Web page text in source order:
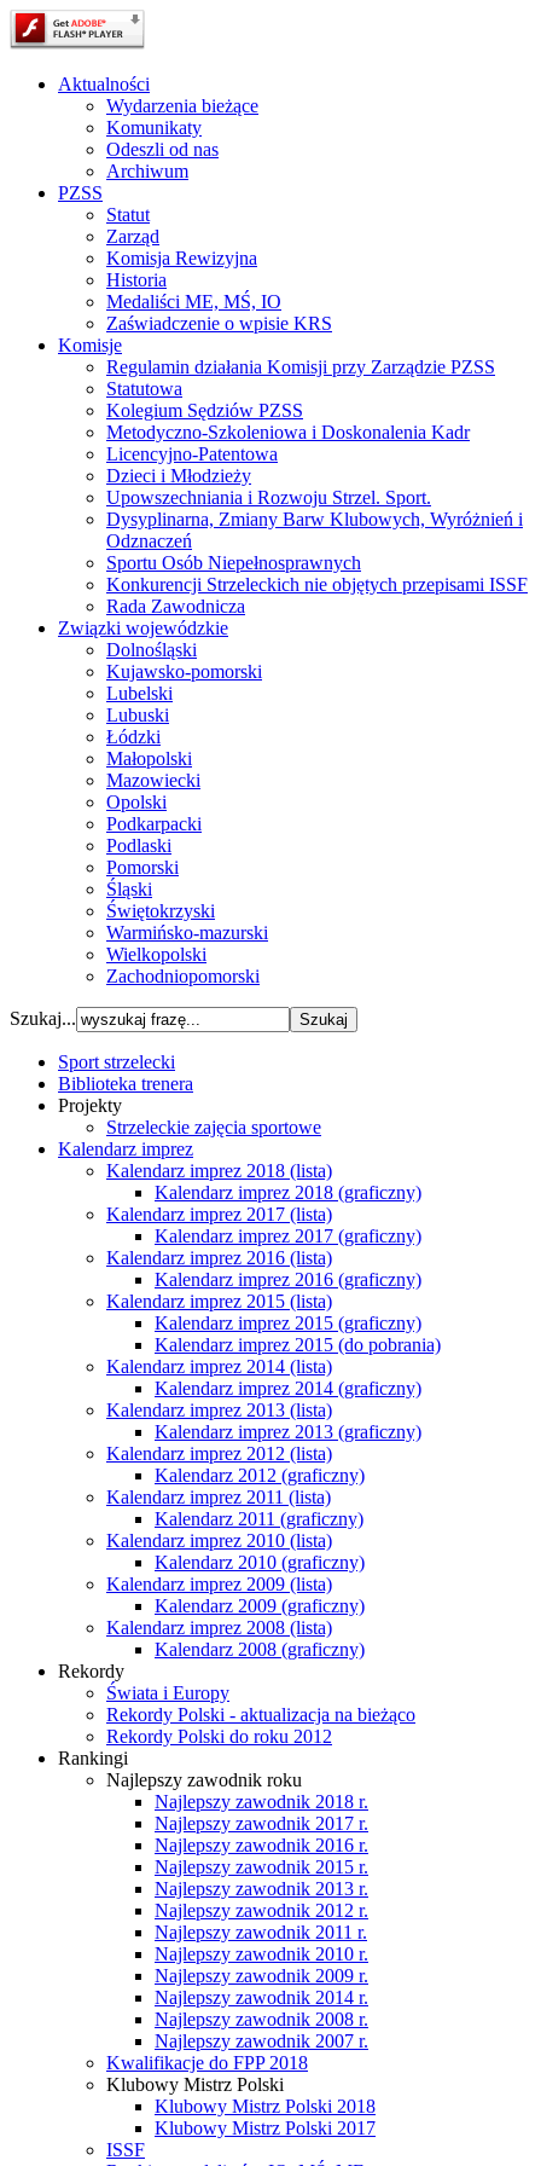
Aktualności
Wydarzenia bieżące
Komunikaty
Odeszli od nas
Archiwum
PZSS
Statut
Zarząd
Komisja Rewizyjna
Historia
Medaliści ME, MŚ, IO
Zaświadczenie o wpisie KRS
Komisje
Regulamin działania Komisji przy Zarządzie PZSS
Statutowa
Kolegium Sędziów PZSS
Metodyczno-Szkoleniowa i Doskonalenia Kadr
Licencyjno-Patentowa
Dzieci i Młodzieży
Upowszechniania i Rozwoju Strzel. Sport.
Dysyplinarna, Zmiany Barw Klubowych, Wyróżnień i
Odznaczeń
Sportu Osób Niepełnosprawnych
Konkurencji Strzeleckich nie objętych przepisami ISSF
Rada Zawodnicza
Związki wojewódzkie
Dolnośląski
Kujawsko-pomorski
Lubelski
Lubuski
Łódzki
Małopolski
Mazowiecki
Opolski
Podkarpacki
Podlaski
Pomorski
Śląski
Świętokrzyski
Warmińsko-mazurski
Wielkopolski
Zachodniopomorski
Szukaj...
Sport strzelecki
Biblioteka trenera
Projekty
Strzeleckie zajęcia sportowe
Kalendarz imprez
Kalendarz imprez 2018 (lista)
Kalendarz imprez 2018 (graficzny)
Kalendarz imprez 2017 (lista)
Kalendarz imprez 2017 (graficzny)
Kalendarz imprez 2016 (lista)
Kalendarz imprez 2016 (graficzny)
Kalendarz imprez 2015 (lista)
Kalendarz imprez 2015 (graficzny)
Kalendarz imprez 2015 (do pobrania)
Kalendarz imprez 2014 (lista)
Kalendarz imprez 2014 (graficzny)
Kalendarz imprez 2013 (lista)
Kalendarz imprez 2013 (graficzny)
Kalendarz imprez 2012 (lista)
Kalendarz 2012 (graficzny)
Kalendarz imprez 2011 (lista)
Kalendarz 2011 (graficzny)
Kalendarz imprez 2010 (lista)
Kalendarz 2010 (graficzny)
Kalendarz imprez 2009 (lista)
Kalendarz 2009 (graficzny)
Kalendarz imprez 2008 (lista)
Kalendarz 2008 (graficzny)
Rekordy
Świata i Europy
Rekordy Polski - aktualizacja na bieżąco
Rekordy Polski do roku 2012
Rankingi
Najlepszy zawodnik roku
Najlepszy zawodnik 2018 r.
Najlepszy zawodnik 2017 r.
Najlepszy zawodnik 2016 r.
Najlepszy zawodnik 2015 r.
Najlepszy zawodnik 2013 r.
Najlepszy zawodnik 2012 r.
Najlepszy zawodnik 2011 r.
Najlepszy zawodnik 2010 r.
Najlepszy zawodnik 2009 r.
Najlepszy zawodnik 2014 r.
Najlepszy zawodnik 2008 r.
Najlepszy zawodnik 2007 r.
Kwalifikacje do FPP 2018
Klubowy Mistrz Polski
Klubowy Mistrz Polski 2018
Klubowy Mistrz Polski 2017
ISSF